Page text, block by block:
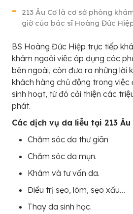
213 Âu Cơ là cơ sở phòng
giờ của bác sĩ Hoàng Đức
BS Hoàng Đức Hiệp trực tiếp
khám ngoài việc áp dụng các
bên ngoài, còn đưa ra những lời
khách hàng chủ động trong việc
sinh hoạt, từ đó cải thiện các
phát.
Các dịch vụ da liễu tại 213 Âu
Chăm sóc da thư giãn
Chăm sóc da mụn.
Khám và tư vấn da.
Điều trị sẹo, lõm, sẹo xấu…
Thay da sinh học.